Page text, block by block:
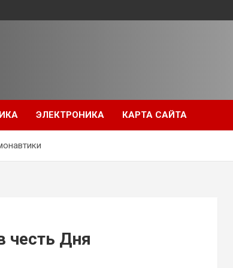
ЭЛЕКТРОНИКА КАРТА САЙТА
честь Дня